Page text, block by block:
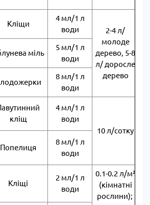
Кліщи
4 мл/1 л
води
2-4 л/
молоде
дерево, 5-8
л/ доросле
дерево
міль
5 мл/1 л
води
8 мл/1 л
води
кліщ
4 мл/1 л
води
10 л/сотку
Попелиця
8 мл/1 л
води
Кліщі
2 мл/1 л
води
0.1-0.2 л/м²
(кімнатні
рослини);